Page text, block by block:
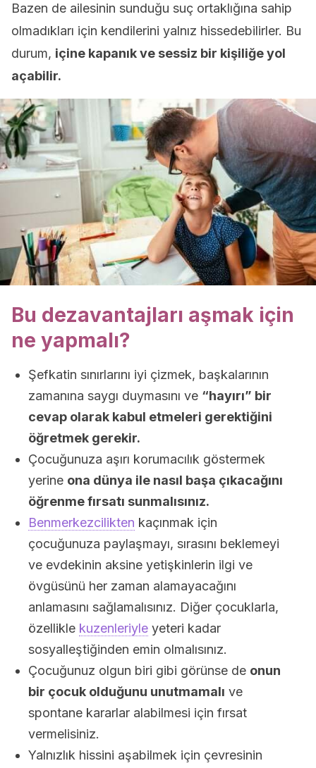
Bazen de ailesinin sunduğu suç ortaklığına sahip
olmadıkları için kendilerini yalnız hissedebilirler. Bu
durum, içine kapanık ve sessiz bir kişiliğe yol
açabilir.
Bu dezavantajları aşmak için
ne yapmalı?
Şefkatin sınırlarını iyi çizmek, başkalarının
zamanına saygı duymasını ve “hayırı” bir
cevap olarak kabul etmeleri gerektiğini
öğretmek gerekir.
Çocuğunuza aşırı korumacılık göstermek
yerine ona dünya ile nasıl başa çıkacağını
öğrenme fırsatı sunmalısınız.
Benmerkezcilikten kaçınmak için
çocuğunuza paylaşmayı, sırasını beklemeyi
ve evdekinin aksine yetişkinlerin ilgi ve
övgüsünü her zaman alamayacağını
anlamasını sağlamalısınız. Diğer çocuklarla,
özellikle kuzenleriyle yeteri kadar
sosyalleştiğinden emin olmalısınız.
Çocuğunuz olgun biri gibi görünse de onun
bir çocuk olduğunu unutmamalı ve
spontane kararlar alabilmesi için fırsat
vermelisiniz.
Yalnızlık hissini aşabilmek için çevresinin